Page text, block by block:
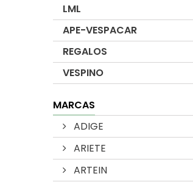
LML
APE-VESPACAR
REGALOS
VESPINO
MARCAS
ADIGE
ARIETE
ARTEIN